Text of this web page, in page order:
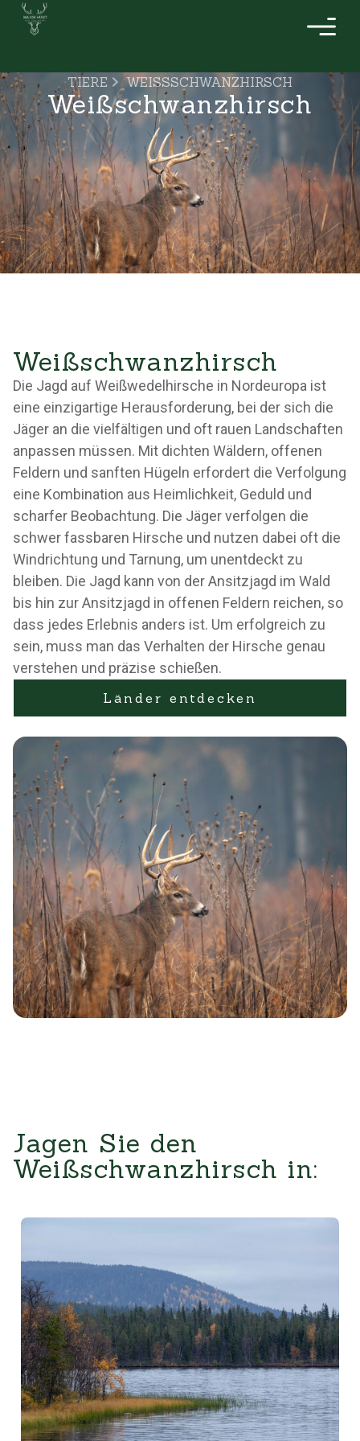
TIERE WEISSSCHWANZHIRSCH
Weißschwanzhirsch
Weißschwanzhirsch
Die Jagd auf Weißwedelhirsche in Nordeuropa ist
eine einzigartige Herausforderung, bei der sich die
Jäger an die vielfältigen und oft rauen Landschaften
anpassen müssen. Mit dichten Wäldern, offenen
Feldern und sanften Hügeln erfordert die Verfolgung
eine Kombination aus Heimlichkeit, Geduld und
scharfer Beobachtung. Die Jäger verfolgen die
schwer fassbaren Hirsche und nutzen dabei oft die
Windrichtung und Tarnung, um unentdeckt zu
bleiben. Die Jagd kann von der Ansitzjagd im Wald
bis hin zur Ansitzjagd in offenen Feldern reichen, so
dass jedes Erlebnis anders ist. Um erfolgreich zu
sein, muss man das Verhalten der Hirsche genau
verstehen und präzise schießen.
Länder entdecken
Jagen Sie den
Weißschwanzhirsch in: